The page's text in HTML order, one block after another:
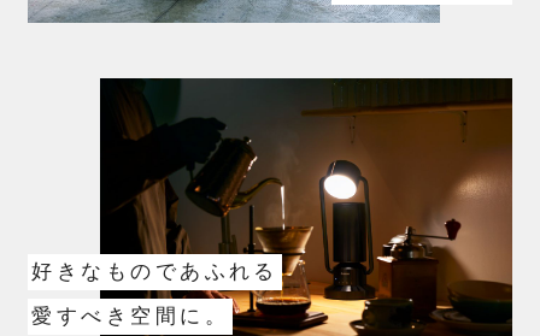
好きなものであふれる
愛すべき空間に。